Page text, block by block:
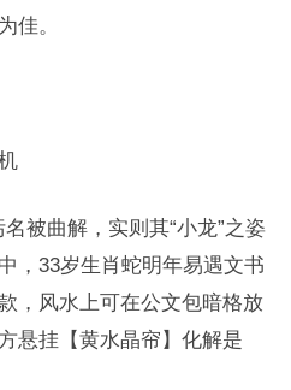
佳。
名被曲解，实则其“小龙”之姿
，33岁生肖蛇明年易遇文书
，风水上可在公文包暗格放
悬挂【黄水晶帘】化解是